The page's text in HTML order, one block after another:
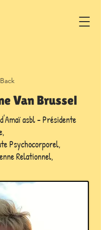
Van Brussel
asbl - Présidente
Psychocorporel,
Relationnel,